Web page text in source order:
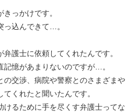
っかけです。
っ込んできて…。
護士に依頼してくれたんです。
記憶があまりないのですが…。
の交渉、病院や警察とのさまざまや
くれたと聞いたんです。
けるために手を尽くす弁護士ってな